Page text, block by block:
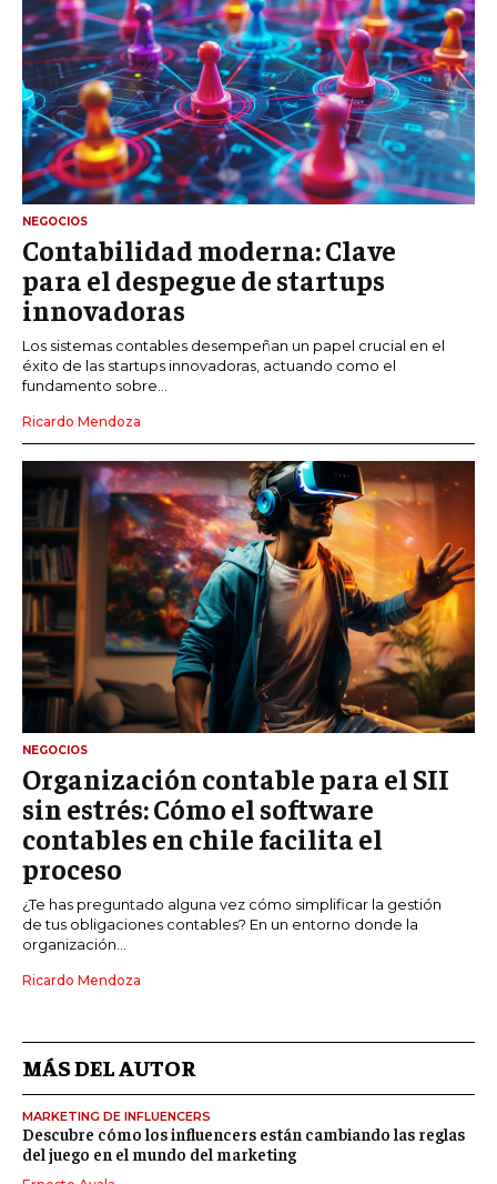
NEGOCIOS
Contabilidad moderna: Clave
para el despegue de startups
innovadoras
Los sistemas contables desempeñan un papel crucial en el
éxito de las startups innovadoras, actuando como el
fundamento sobre...
Ricardo Mendoza
NEGOCIOS
Organización contable para el SII
sin estrés: Cómo el software
contables en chile facilita el
proceso
¿Te has preguntado alguna vez cómo simplificar la gestión
de tus obligaciones contables? En un entorno donde la
organización...
Ricardo Mendoza
MÁS DEL AUTOR
MARKETING DE INFLUENCERS
Descubre cómo los influencers están cambiando las reglas
del juego en el mundo del marketing